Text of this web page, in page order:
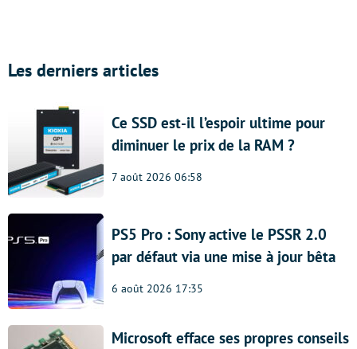
Les derniers articles
Ce SSD est-il l’espoir ultime pour
diminuer le prix de la RAM ?
7 août 2026 06:58
PS5 Pro : Sony active le PSSR 2.0
par défaut via une mise à jour bêta
6 août 2026 17:35
Microsoft efface ses propres conseils